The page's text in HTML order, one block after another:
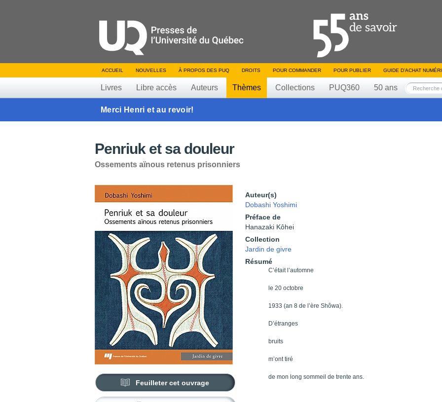
ACCUEIL NOUVELLES À PROPOS DES PUQ DROITS POUR COMMANDER POUR PUBLIER GUIDE D’ACHAT
Livres Libre accès Auteurs Thèmes Collections PUQ360 50 ans
Merci Henri et au revoir!
Penriuk et sa douleur
Ossements aïnous retenus prisonniers
Feuilleter cet ouvrage
Auteur(s)
Dobashi Yoshimi
Préface de
Hanazaki Kôhei
Collection
Jardin de givre
Résumé
C’était l’automne
le 20 octobre
1933 (an 8 de l’ère Shôwa).
D’étranges
bruits
m’ont tiré
de mon long sommeil de trente ans.